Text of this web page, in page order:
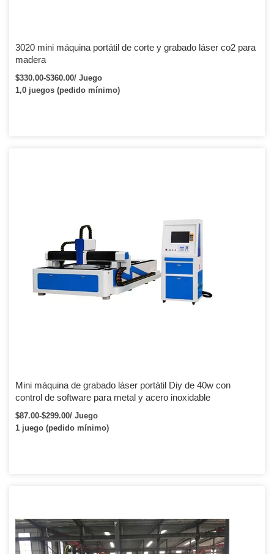
3020 mini máquina portátil de corte y grabado láser co2 para
madera
$330.00-$360.00/ Juego
1,0 juegos (pedido mínimo)
Mini máquina de grabado láser portátil Diy de 40w con
control de software para metal y acero inoxidable
$87.00-$299.00/ Juego
1 juego (pedido mínimo)